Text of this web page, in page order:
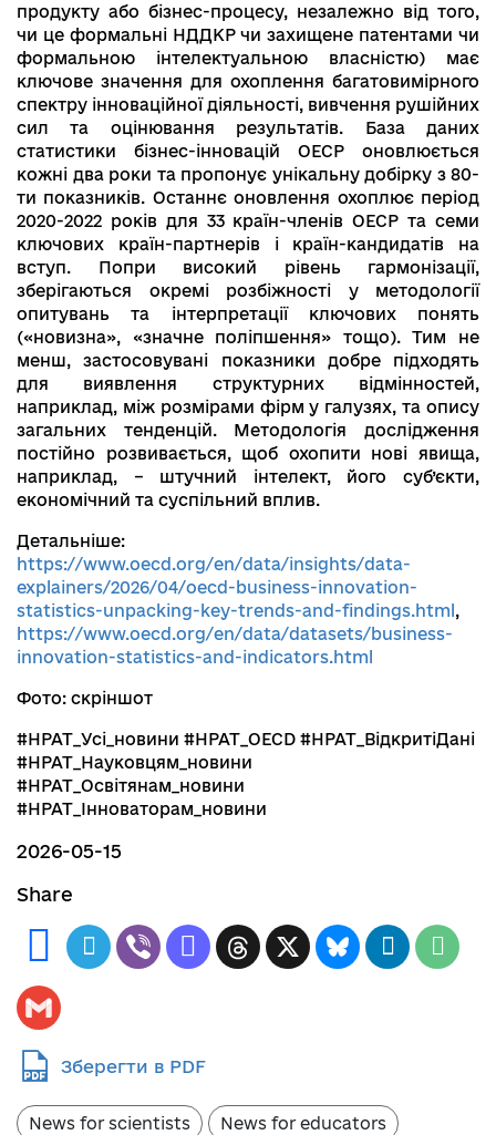
продукту або бізнес-процесу, незалежно від того,
чи це формальні НДДКР чи захищене патентами чи
формальною інтелектуальною власністю) має
ключове значення для охоплення багатовимірного
спектру інноваційної діяльності, вивчення рушійних
сил та оцінювання результатів. База даних
статистики бізнес-інновацій ОЕСР оновлюється
кожні два роки та пропонує унікальну добірку з 80-
ти показників. Останнє оновлення охоплює період
2020-2022 років для 33 країн-членів ОЕСР та семи
ключових країн-партнерів і країн-кандидатів на
вступ. Попри високий рівень гармонізації,
зберігаються окремі розбіжності у методології
опитувань та інтерпретації ключових понять
(«новизна», «значне поліпшення» тощо). Тим не
менш, застосовувані показники добре підходять
для виявлення структурних відмінностей,
наприклад, між розмірами фірм у галузях, та опису
загальних тенденцій. Методологія дослідження
постійно розвивається, щоб охопити нові явища,
наприклад, – штучний інтелект, його суб’єкти,
економічний та суспільний вплив.
Детальніше:
https://www.oecd.org/en/data/insights/data-
explainers/2026/04/oecd-business-innovation-
statistics-unpacking-key-trends-and-findings.html ,
https://www.oecd.org/en/data/datasets/business-
innovation-statistics-and-indicators.html
Фото: скріншот
#НРАТ_Усі_новини #НРАТ_OECD #НРАТ_ВідкритіДані
#НРАТ_Науковцям_новини
#НРАТ_Освітянам_новини
#НРАТ_Інноваторам_новини
2026-05-15
Share
Зберегти в PDF
News for scientists News for educators